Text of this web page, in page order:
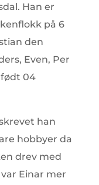
Han er
på 6
den
Even, Per
født 04
han
hobbyer da
drev med
Einar mer